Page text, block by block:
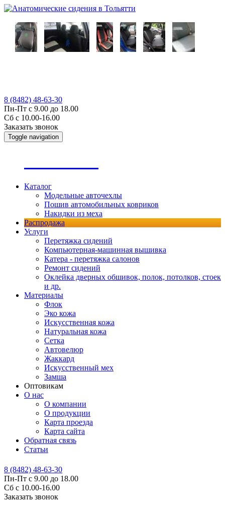
8 (8482) 48-63-30
Пн-Пт с 9.00 до 18.00
Сб с 10.00-16.00
Заказать звонок
Toggle navigation
Каталог
Модельные авточехлы
Пошив автомобильных ковриков
Накидки из меха
Распродажа
Услуги
Перетяжка сидений
Компьютерная-машинная вышивка
Катера - перетяжка салонов
Ремонт сидений
Оклейка дверных обшивок, полок, потолков, стоек
и др.
Материалы
Флок
Эко кожа
Искусственная кожа
Натуральная кожа
Сетка
Автовелюр
Жаккард
Искусственный мех
Замша
Оптовикам
О нас
О компании
О продукции
Карта проезда
Карта сайта
Обратная связь
Статьи
8 (8482) 48-63-30
Пн-Пт с 9.00 до 18.00
Сб с 10.00-16.00
Заказать звонок